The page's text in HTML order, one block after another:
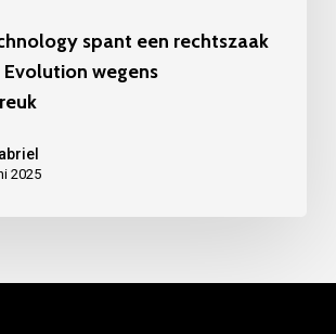
spant een rechtszaak
wegens
2025